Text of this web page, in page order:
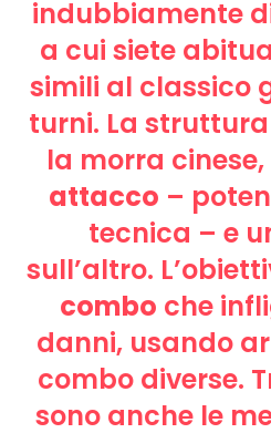
indubbiamente
a cui siete
simili al classico
turni. La
la morra
attacco –
tecnica – e
sull’altro.
combo che
danni, usando
combo diverse.
sono anche le